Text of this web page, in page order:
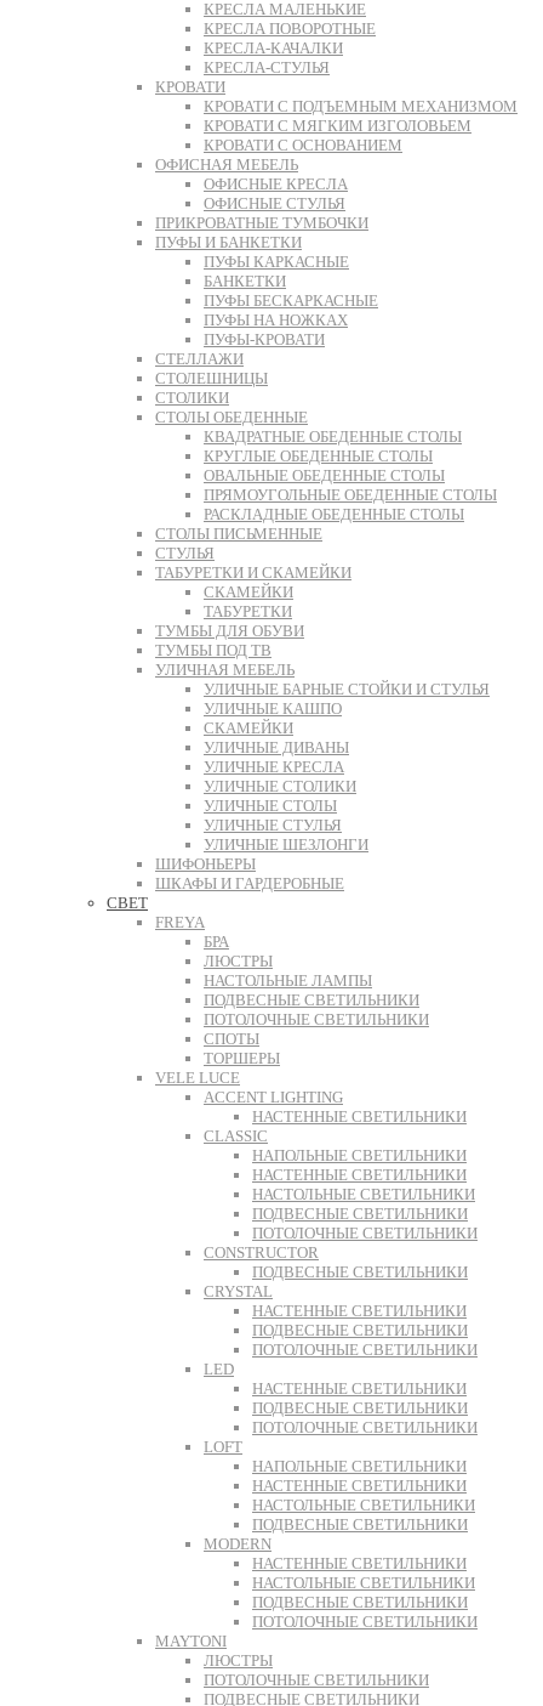
КРЕСЛА МАЛЕНЬКИЕ
КРЕСЛА ПОВОРОТНЫЕ
КРЕСЛА-КАЧАЛКИ
КРЕСЛА-СТУЛЬЯ
КРОВАТИ
КРОВАТИ С ПОДЪЕМНЫМ МЕХАНИЗМОМ
КРОВАТИ С МЯГКИМ ИЗГОЛОВЬЕМ
КРОВАТИ С ОСНОВАНИЕМ
ОФИСНАЯ МЕБЕЛЬ
ОФИСНЫЕ КРЕСЛА
ОФИСНЫЕ СТУЛЬЯ
ПРИКРОВАТНЫЕ ТУМБОЧКИ
ПУФЫ И БАНКЕТКИ
ПУФЫ КАРКАСНЫЕ
БАНКЕТКИ
ПУФЫ БЕСКАРКАСНЫЕ
ПУФЫ НА НОЖКАХ
ПУФЫ-КРОВАТИ
СТЕЛЛАЖИ
СТОЛЕШНИЦЫ
СТОЛИКИ
СТОЛЫ ОБЕДЕННЫЕ
КВАДРАТНЫЕ ОБЕДЕННЫЕ СТОЛЫ
КРУГЛЫЕ ОБЕДЕННЫЕ СТОЛЫ
ОВАЛЬНЫЕ ОБЕДЕННЫЕ СТОЛЫ
ПРЯМОУГОЛЬНЫЕ ОБЕДЕННЫЕ СТОЛЫ
РАСКЛАДНЫЕ ОБЕДЕННЫЕ СТОЛЫ
СТОЛЫ ПИСЬМЕННЫЕ
СТУЛЬЯ
ТАБУРЕТКИ И СКАМЕЙКИ
СКАМЕЙКИ
ТАБУРЕТКИ
ТУМБЫ ДЛЯ ОБУВИ
ТУМБЫ ПОД ТВ
УЛИЧНАЯ МЕБЕЛЬ
УЛИЧНЫЕ БАРНЫЕ СТОЙКИ И СТУЛЬЯ
УЛИЧНЫЕ КАШПО
СКАМЕЙКИ
УЛИЧНЫЕ ДИВАНЫ
УЛИЧНЫЕ КРЕСЛА
УЛИЧНЫЕ СТОЛИКИ
УЛИЧНЫЕ СТОЛЫ
УЛИЧНЫЕ СТУЛЬЯ
УЛИЧНЫЕ ШЕЗЛОНГИ
ШИФОНЬЕРЫ
ШКАФЫ И ГАРДЕРОБНЫЕ
СВЕТ
FREYA
БРА
ЛЮСТРЫ
НАСТОЛЬНЫЕ ЛАМПЫ
ПОДВЕСНЫЕ СВЕТИЛЬНИКИ
ПОТОЛОЧНЫЕ СВЕТИЛЬНИКИ
СПОТЫ
ТОРШЕРЫ
VELE LUCE
ACCENT LIGHTING
НАСТЕННЫЕ СВЕТИЛЬНИКИ
CLASSIC
НАПОЛЬНЫЕ СВЕТИЛЬНИКИ
НАСТЕННЫЕ СВЕТИЛЬНИКИ
НАСТОЛЬНЫЕ СВЕТИЛЬНИКИ
ПОДВЕСНЫЕ СВЕТИЛЬНИКИ
ПОТОЛОЧНЫЕ СВЕТИЛЬНИКИ
CONSTRUCTOR
ПОДВЕСНЫЕ СВЕТИЛЬНИКИ
CRYSTAL
НАСТЕННЫЕ СВЕТИЛЬНИКИ
ПОДВЕСНЫЕ СВЕТИЛЬНИКИ
ПОТОЛОЧНЫЕ СВЕТИЛЬНИКИ
LED
НАСТЕННЫЕ СВЕТИЛЬНИКИ
ПОДВЕСНЫЕ СВЕТИЛЬНИКИ
ПОТОЛОЧНЫЕ СВЕТИЛЬНИКИ
LOFT
НАПОЛЬНЫЕ СВЕТИЛЬНИКИ
НАСТЕННЫЕ СВЕТИЛЬНИКИ
НАСТОЛЬНЫЕ СВЕТИЛЬНИКИ
ПОДВЕСНЫЕ СВЕТИЛЬНИКИ
MODERN
НАСТЕННЫЕ СВЕТИЛЬНИКИ
НАСТОЛЬНЫЕ СВЕТИЛЬНИКИ
ПОДВЕСНЫЕ СВЕТИЛЬНИКИ
ПОТОЛОЧНЫЕ СВЕТИЛЬНИКИ
MAYTONI
ЛЮСТРЫ
ПОТОЛОЧНЫЕ СВЕТИЛЬНИКИ
ПОДВЕСНЫЕ СВЕТИЛЬНИКИ